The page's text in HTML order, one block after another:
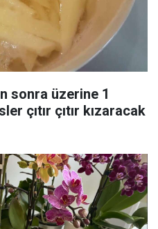
sonra üzerine 1
çıtır çıtır kızaracak